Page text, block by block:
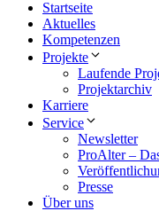
Startseite
Aktuelles
Kompetenzen
Projekte
Laufende
Projektarchiv
Karriere
Service
Newsletter
ProAlter –
Presse
Über uns